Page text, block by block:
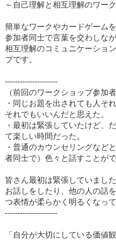
～自己理解と相互理解のワー
簡単なワークやカードゲーム
参加者同士で言葉を交わしな
相互理解のコミュニケーショ
プです。
---------------------
（前回のワークショップ参加
・同じお題を出されても人そ
それでもいいんだと思えた。
・最初は緊張していたけど、
て楽しい時間だった。
・普通のカウンセリングなど
者同士で）色々と話すことが
皆さん最初は緊張していまし
お話しをしたり、他の人の話
つ表情が柔らかく明るくなって
---------------------
「自分が大切にしている価値